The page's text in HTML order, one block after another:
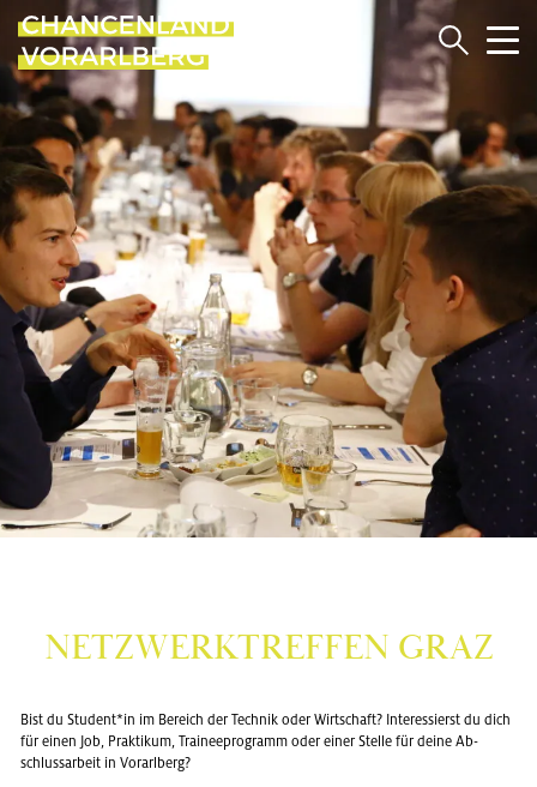
NETZ­WERK­TREF­FEN GRAZ
Bist du Stu­dent*in im Be­reich der Tech­nik oder Wirt­schaft? In­ter­es­sierst du dich
für einen Job, Prak­ti­kum, Trai­nee­pro­gramm oder einer Stel­le für deine Ab­
schluss­ar­beit in Vor­arl­berg?